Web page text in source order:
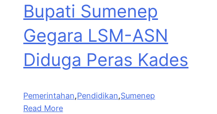
Bupati Sumenep
Gegara LSM-ASN
Diduga Peras Kades
Pemerintahan,Pendidikan,Sumenep
Read More